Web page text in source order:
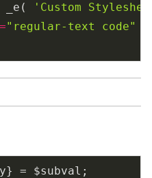
_e(
'Custom
="regular-text code"
= $subval;